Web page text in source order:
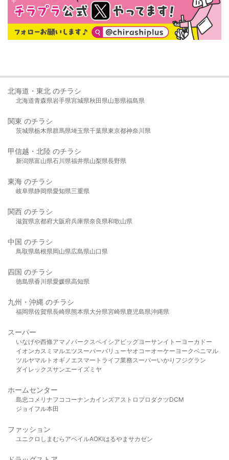
北海道・東北 のチラシ
北海道青森県岩手県宮城県秋田県山形県福島県
関東 のチラシ
茨城県栃木県群馬県埼玉県千葉県東京都神奈川県
甲信越・北陸 のチラシ
新潟県富山県石川県福井県山梨県長野県
東海 のチラシ
岐阜県静岡県愛知県三重県
関西 のチラシ
滋賀県京都府大阪府兵庫県奈良県和歌山県
中国 のチラシ
鳥取県島根県岡山県広島県山口県
四国 のチラシ
徳島県香川県愛媛県高知県
九州・沖縄 のチラシ
福岡県佐賀県長崎県熊本県大分県宮崎県鹿児島県沖縄県
スーパー
いなげや西條アマノパークスベイシア ビッグヨーサンイトーヨーカドー
イオンカスミ マルエツスーパーバリューヤオコーオーケー ヨークベニマル
ツルヤマルト オギノ エスマート ライフ業務スーパーいかり フジグラン
ダイレックスサンエーイズミヤ
ホームセンター
島忠 コメリ ナフコ コーナンカインズアストロプロダクツDCM
ジョイフル本田
ファッション
ユニクロ しまむら アベイルAOKIはるやま サカゼン